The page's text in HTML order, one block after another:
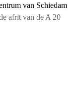
van Schiedam
afrit van de A 20